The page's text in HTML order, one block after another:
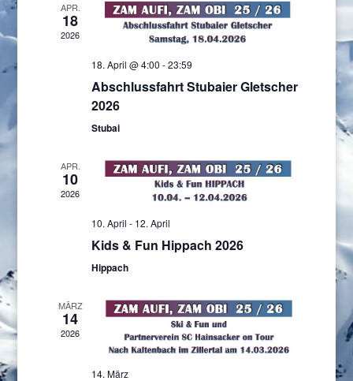
APR.
18
2026
18. April @ 4:00 -23:59
Abschlussfahrt Stubaier Gletscher
2026
Stubai
APR.
10
2026
10. April - 12. April
Kids & Fun Hippach 2026
Hippach
MÄRZ
14
2026
14. März